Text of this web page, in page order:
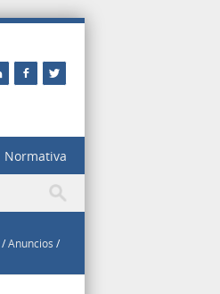
Normativa
/Anuncios /